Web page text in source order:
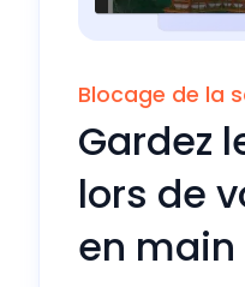
Blocage de la
Gardez
lors de
en